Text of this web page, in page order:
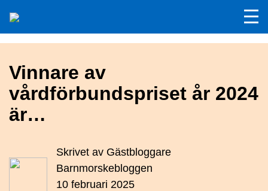
Vinnare av
vårdförbundspriset år 2024
är…
Skrivet av Gästbloggare
Barnmorskebloggen
10 februari 2025